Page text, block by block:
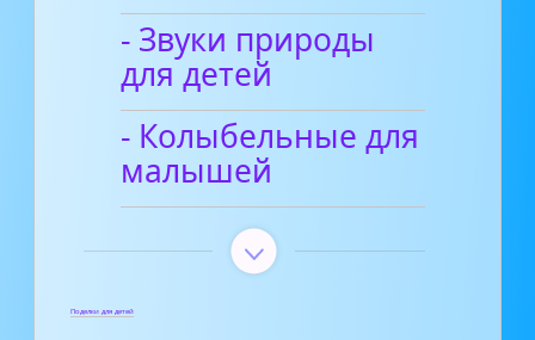
- Звуки природы
для детей
- Колыбельные для
малышей
Поделки для детей